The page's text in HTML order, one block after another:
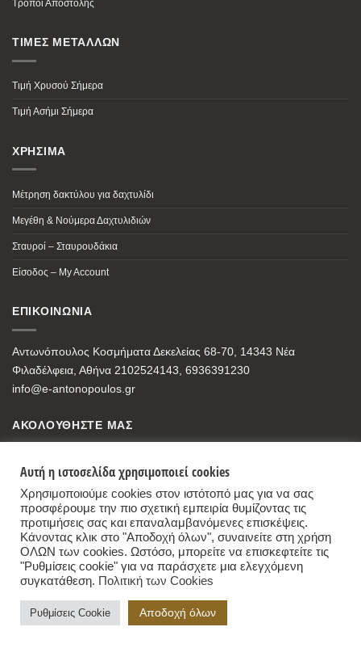
Τρόποι Αποστολής
ΤΙΜΕΣ ΜΕΤΑΛΛΩΝ
Τιμή Χρυσού Σήμερα
Τιμή Ασήμι Σήμερα
ΧΡΗΣΙΜΑ
Μέτρηση δακτύλου για δαχτυλίδι
Μεγέθη & Νούμερα Δαχτυλιδιών
Σταυροί – Σταυρουδάκια
Είσοδος – My Account
ΕΠΙΚΟΙΝΩΝΙΑ
Αντωνόπουλος Κοσμήματα Δεκελείας 68-70, 14343 Νέα
Φιλαδέλφεια, Αθήνα 2102524143, 6936391230
info@e-antonopoulos.gr
ΑΚΟΛΟΥΘΗΣΤΕ ΜΑΣ
Antonopoulos Jewelry Store
68-70, Dekelias Str, 14343 Nea Filadelfia, Athens
+30-2102524143 - +30-6936391230 - info@e-antonopoulos.gr
Αυτή η ιστοσελίδα χρησιμοποιεί cookies
Χρησιμοποιούμε cookies στον ιστότοπό μας για να σας
προσφέρουμε την πιο σχετική εμπειρία θυμίζοντας τις
προτιμήσεις σας και επαναλαμβανόμενες επισκέψεις.
Κάνοντας κλικ στο "Αποδοχή όλων", συναινείτε στη χρήση
ΟΛΩΝ των cookies. Ωστόσο, μπορείτε να επισκεφτείτε τις
"Ρυθμίσεις cookie" για να παράσχετε μια ελεγχόμενη
συγκατάθεση. Πολιτική των Cookies
Ρυθμίσεις Cookie Αποδοχή όλων